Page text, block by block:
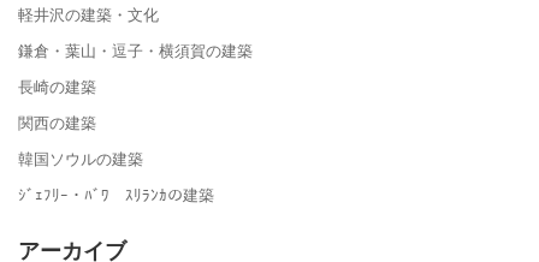
軽井沢の建築・文化
鎌倉・葉山・逗子・横須賀の建築
長崎の建築
関西の建築
韓国ソウルの建築
ｼﾞｪﾌﾘｰ・ﾊﾞﾜ ｽﾘﾗﾝｶの建築
アーカイブ